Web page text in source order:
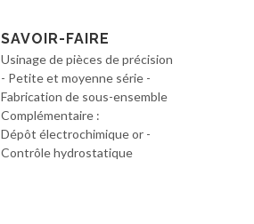
SAVOIR-FAIRE
Usinage de pièces de précision
- Petite et moyenne série -
Fabrication de sous-ensemble
Complémentaire :
Dépôt électrochimique or -
Contrôle hydrostatique